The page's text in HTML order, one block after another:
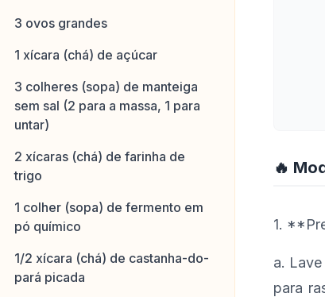
3 ovos grandes
1 xícara (chá) de açúcar
3 colheres (sopa) de manteiga
sem sal (2 para a massa, 1 para
untar)
2 xícaras (chá) de farinha de
trigo
1 colher (sopa) de fermento em
pó químico
1/2 xícara (chá) de castanha-do-
pará picada
🔥
1.
a.
para